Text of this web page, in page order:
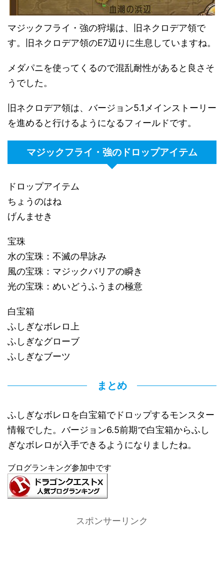
マジックフライ・強の狩場は、旧ネクロデア領で
す。旧ネクロデア領のE7辺りに生息していますね。
メダパニを使ってくるので混乱耐性があると良さそ
うでした。
旧ネクロデア領は、バージョン5.1メインストーリー
を進めると行けるようになるフィールドです。
マジックフライ・強のドロップアイテム
ドロップアイテム
ちょうのはね
げんませき
宝珠
水の宝珠：不滅の早詠み
風の宝珠：マジックバリアの瞬き
光の宝珠：めいどうふうまの極意
白宝箱
ふしぎなボレロ上
ふしぎなグローブ
ふしぎなブーツ
まとめ
ふしぎなボレロを白宝箱でドロップするモンスター
情報でした。バージョン6.5前期で白宝箱からふし
ぎなボレロが入手できるようになりましたね。
ブログランキング参加中です
スポンサーリンク